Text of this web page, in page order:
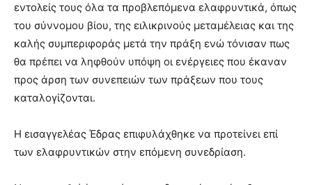
εντολείς τους όλα τα προβλεπόμενα ελαφρυντικά, όπως
του σύννομου βίου, της ειλικρινούς μεταμέλειας και της
καλής συμπεριφοράς μετά την πράξη ενώ τόνισαν πως
θα πρέπει να ληφθούν υπόψη οι ενέργειες που έκαναν
προς άρση των συνεπειών των πράξεων που τους
καταλογίζονται.
Η εισαγγελέας Έδρας επιφυλάχθηκε να προτείνει επί
των ελαφρυντικών στην επόμενη συνεδρίαση.